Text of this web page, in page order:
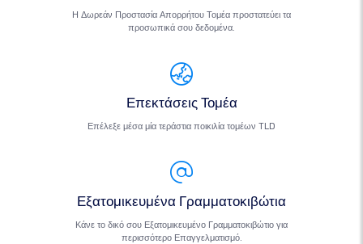
Η Δωρεάν Προστασία Απορρήτου Τομέα προστατεύει τα
προσωπικά σου δεδομένα.
Επεκτάσεις Τομέα
Επέλεξε μέσα μία τεράστια ποικιλία τομέων TLD
Εξατομικευμένα Γραμματοκιβώτια
Κάνε το δικό σου Εξατομικευμένο Γραμματοκιβώτιο για
περισσότερο Επαγγελματισμό.